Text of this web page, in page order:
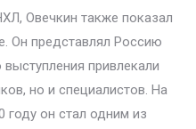
Овечкин также показал
Он представлял Россию
выступления привлекали
но и специалистов. На
году он стал одним из